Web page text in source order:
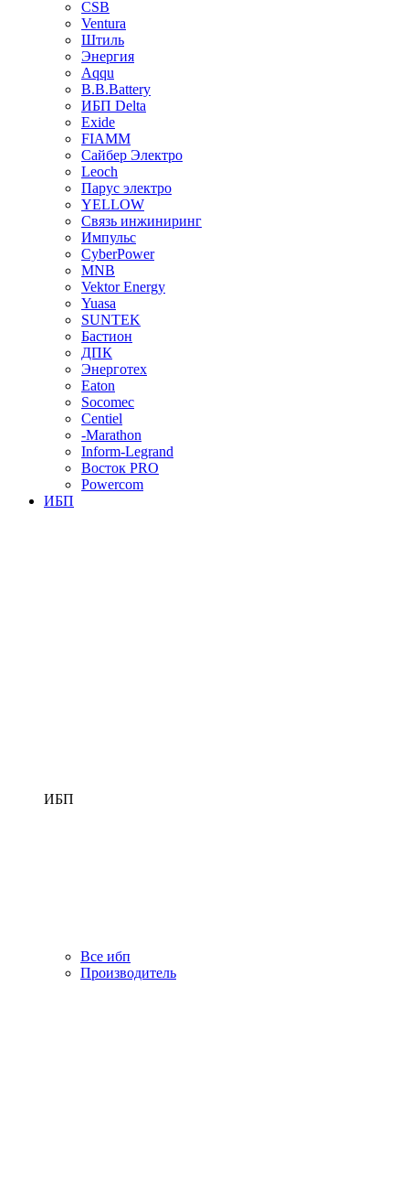
CSB
Ventura
Штиль
Энергия
Aqqu
B.B.Bаttery
ИБП Delta
Exide
FIAMM
Сайбер Электро
Leoch
Парус электро
YELLOW
Связь инжиниринг
Импульс
CyberPower
MNB
Vektor Energy
Yuasa
SUNTEK
Бастион
ДПК
Энерготех
Eaton
Socomec
Centiel
-Marathon
Inform-Legrand
Восток PRO
Powercom
ИБП
ИБП
Все ибп
Производитель